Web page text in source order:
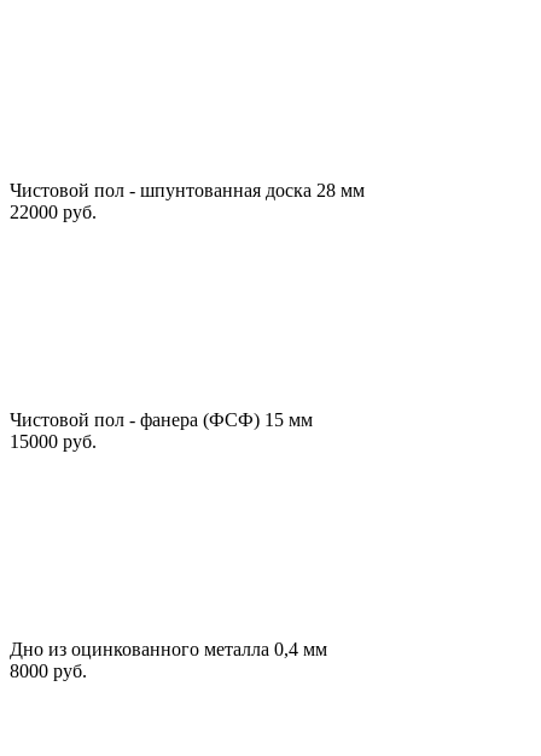
Чистовой пол - шпунтованная доска 28 мм
22000 руб.
Чистовой пол - фанера (ФСФ) 15 мм
15000 руб.
Дно из оцинкованного металла 0,4 мм
8000 руб.